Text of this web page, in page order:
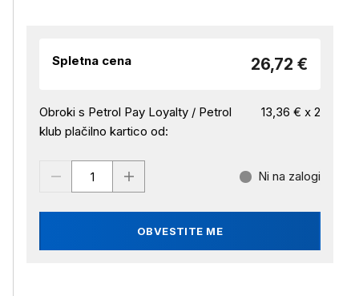
Spletna cena 26,72 €
Obroki s Petrol Pay Loyalty / Petrol
klub plačilno kartico od:
13,36 € x 2
OBVESTITE ME
Ni na zalogi